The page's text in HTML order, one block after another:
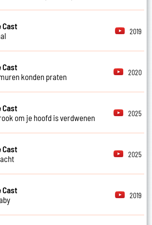
Cast
2019
Cast
konden praten
2020
Cast
om je hoofd is verdwenen
2025
Cast
2025
Cast
2019